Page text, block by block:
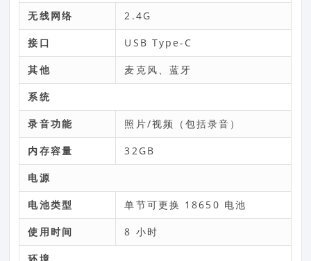
无线网络 2.4G
接口 USB Type-C
其他 麦克风、蓝牙
系统
录音功能 照片/视频（包括录音）
内存容量 32GB
电源
电池类型 单节可更换 18650 电池
使用时间 8 小时